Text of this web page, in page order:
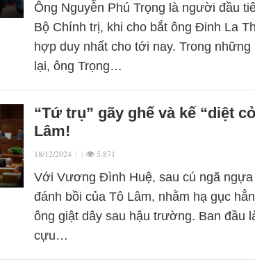
Ông Nguyễn Phú Trọng là người đầu
Bộ Chính trị, khi cho bắt ông Đinh La
hợp duy nhất cho tới nay. Trong những
lại, ông Trọng…
“Tứ trụ” gãy ghế và kế “diệt
Lâm!
18/12/2024 | | 5.871
Với Vương Đình Huệ, sau cú ngã ngựa
đánh bồi của Tô Lâm, nhằm hạ gục
ông giật dây sau hậu trường. Ban đầu
cựu…